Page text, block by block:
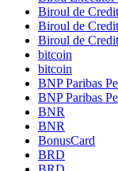
Biroul de Credit
Biroul de Credit
Biroul de Credit
bitcoin
bitcoin
BNP Paribas
BNP Paribas
BNR
BNR
BonusCard
BRD